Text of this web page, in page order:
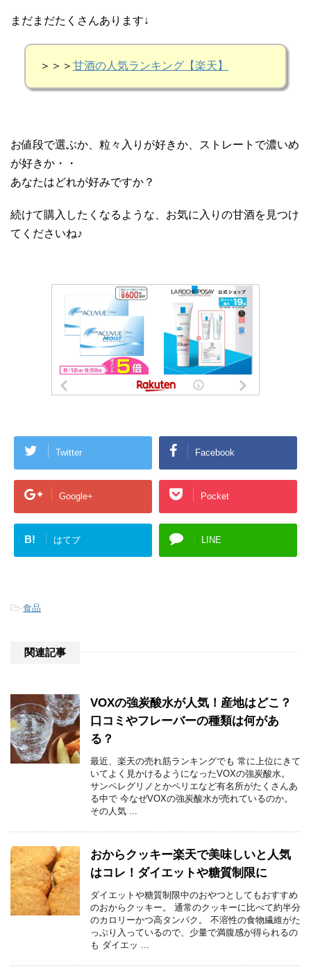
まだまだたくさんあります↓
＞＞＞ 甘酒の人気ランキング【楽天】
お値段で選ぶか、粒々入りが好きか、ストレートで濃いめ
が好きか・・
あなたはどれが好みですか？
続けて購入したくなるような、お気に入りの甘酒を見つけ
てくださいね♪
Twitter Facebook
Google+ Pocket
B! はてブ LINE
-食品
関連記事
VOXの強炭酸水が人気！産地はどこ？
口コミやフレーバーの種類は何があ
る？
最近、楽天の売れ筋ランキングでも 常に上位にきて
いてよく見かけるようになったVOXの強炭酸水。
サンペレグリノとかペリエなど有名所がたくさんあ
る中で 今なぜVOXの強炭酸水が売れているのか。
その人気 ...
おからクッキー楽天で美味しいと人気
はコレ！ダイエットや糖質制限に
ダイエットや糖質制限中のおやつとしてもおすすめ
のおからクッキー。 通常のクッキーに比べて約半分
のカロリーかつ高タンパク。 不溶性の食物繊維がた
っぷり入っているので、少量で満腹感が得られるの
も ダイエッ ...